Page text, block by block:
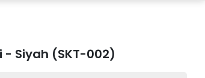
- Siyah (SKT-002)